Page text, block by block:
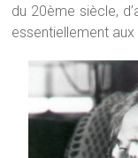
du 20ème siècle,
essentiellement aux